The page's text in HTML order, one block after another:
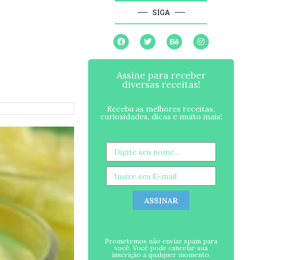
SIGA
Assine para receber
diversas receitas!
Receba as melhores receitas,
curiosidades, dicas e muito mais!
ASSINAR
Prometemos não enviar spam para
você. Você pode cancelar sua
inscrição a qualquer momento.